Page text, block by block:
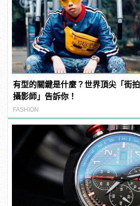
有型的關鍵是什麼？世界頂尖「街拍
攝影師」告訴你！
FASHION